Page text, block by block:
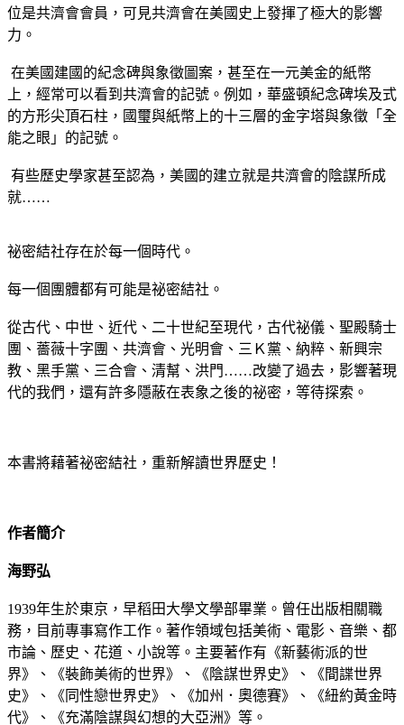
位是共濟會會員，可見共濟會在美國史上發揮了極大的影響
力。
在美國建國的紀念碑與象徵圖案，甚至在一元美金的紙幣
上，經常可以看到共濟會的記號。例如，華盛頓紀念碑埃及式
的方形尖頂石柱，國璽與紙幣上的十三層的金字塔與象徵「全
能之眼」的記號。
有些歷史學家甚至認為，美國的建立就是共濟會的陰謀所成
就……
祕密結社存在於每一個時代。
每一個團體都有可能是祕密結社。
從古代、中世、近代、二十世紀至現代，古代祕儀、聖殿騎士
團、薔薇十字團、共濟會、光明會、三Ｋ黨、納粹、新興宗
教、黑手黨、三合會、清幫、洪門……改變了過去，影響著現
代的我們，還有許多隱蔽在表象之後的祕密，等待探索。
本書將藉著祕密結社，重新解讀世界歷史！
作者簡介
海野弘
1939年生於東京，早稻田大學文學部畢業。曾任出版相關職
務，目前專事寫作工作。著作領域包括美術、電影、音樂、都
市論、歷史、花道、小說等。主要著作有《新藝術派的世
界》、《裝飾美術的世界》、《陰謀世界史》、《間諜世界
史》、《同性戀世界史》、《加州．奧德賽》、《紐約黃金時
代》、《充滿陰謀與幻想的大亞洲》等。